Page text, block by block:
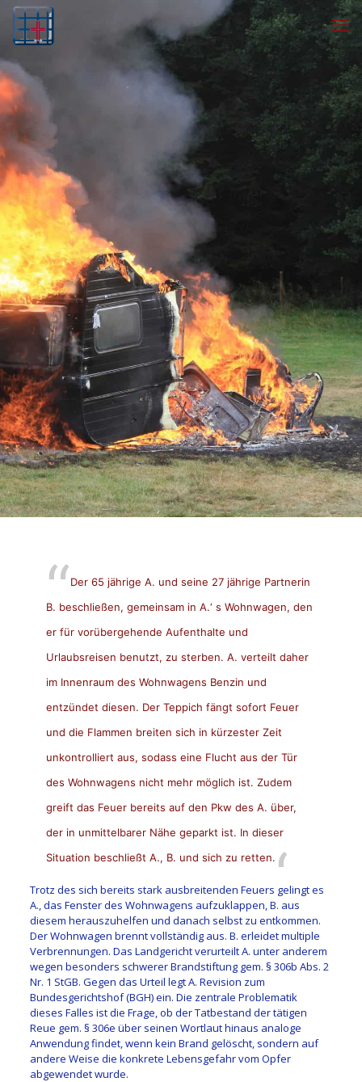
Der 65 jährige A. und seine 27 jährige Partnerin
B. beschließen, gemeinsam in A.‘ s Wohnwagen, den
er für vorübergehende Aufenthalte und
Urlaubsreisen benutzt, zu sterben. A. verteilt daher
im Innenraum des Wohnwagens Benzin und
entzündet diesen. Der Teppich fängt sofort Feuer
und die Flammen breiten sich in kürzester Zeit
unkontrolliert aus, sodass eine Flucht aus der Tür
des Wohnwagens nicht mehr möglich ist. Zudem
greift das Feuer bereits auf den Pkw des A. über,
der in unmittelbarer Nähe geparkt ist. In dieser
Situation beschließt A., B. und sich zu retten.
Trotz des sich bereits stark ausbreitenden Feuers gelingt es
A., das Fenster des Wohnwagens aufzuklappen, B. aus
diesem herauszuhelfen und danach selbst zu entkommen.
Der Wohnwagen brennt vollständig aus. B. erleidet multiple
Verbrennungen. Das Landgericht verurteilt A. unter anderem
wegen besonders schwerer Brandstiftung gem. § 306b Abs. 2
Nr. 1 StGB. Gegen das Urteil legt A. Revision zum
Bundesgerichtshof (BGH) ein. Die zentrale Problematik
dieses Falles ist die Frage, ob der Tatbestand der tätigen
Reue gem. § 306e über seinen Wortlaut hinaus analoge
Anwendung findet, wenn kein Brand gelöscht, sondern auf
andere Weise die konkrete Lebensgefahr vom Opfer
abgewendet wurde.